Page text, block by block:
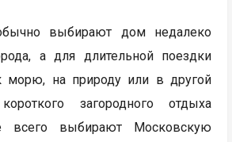
выбирают дом недалеко
а для длительной поездки
морю, на природу или в другой
загородного отдыха
всего выбирают Московскую